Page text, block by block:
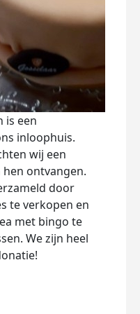
is een
inloophuis.
wij een
hen ontvangen.
door
te verkopen en
met bingo te
We zijn heel